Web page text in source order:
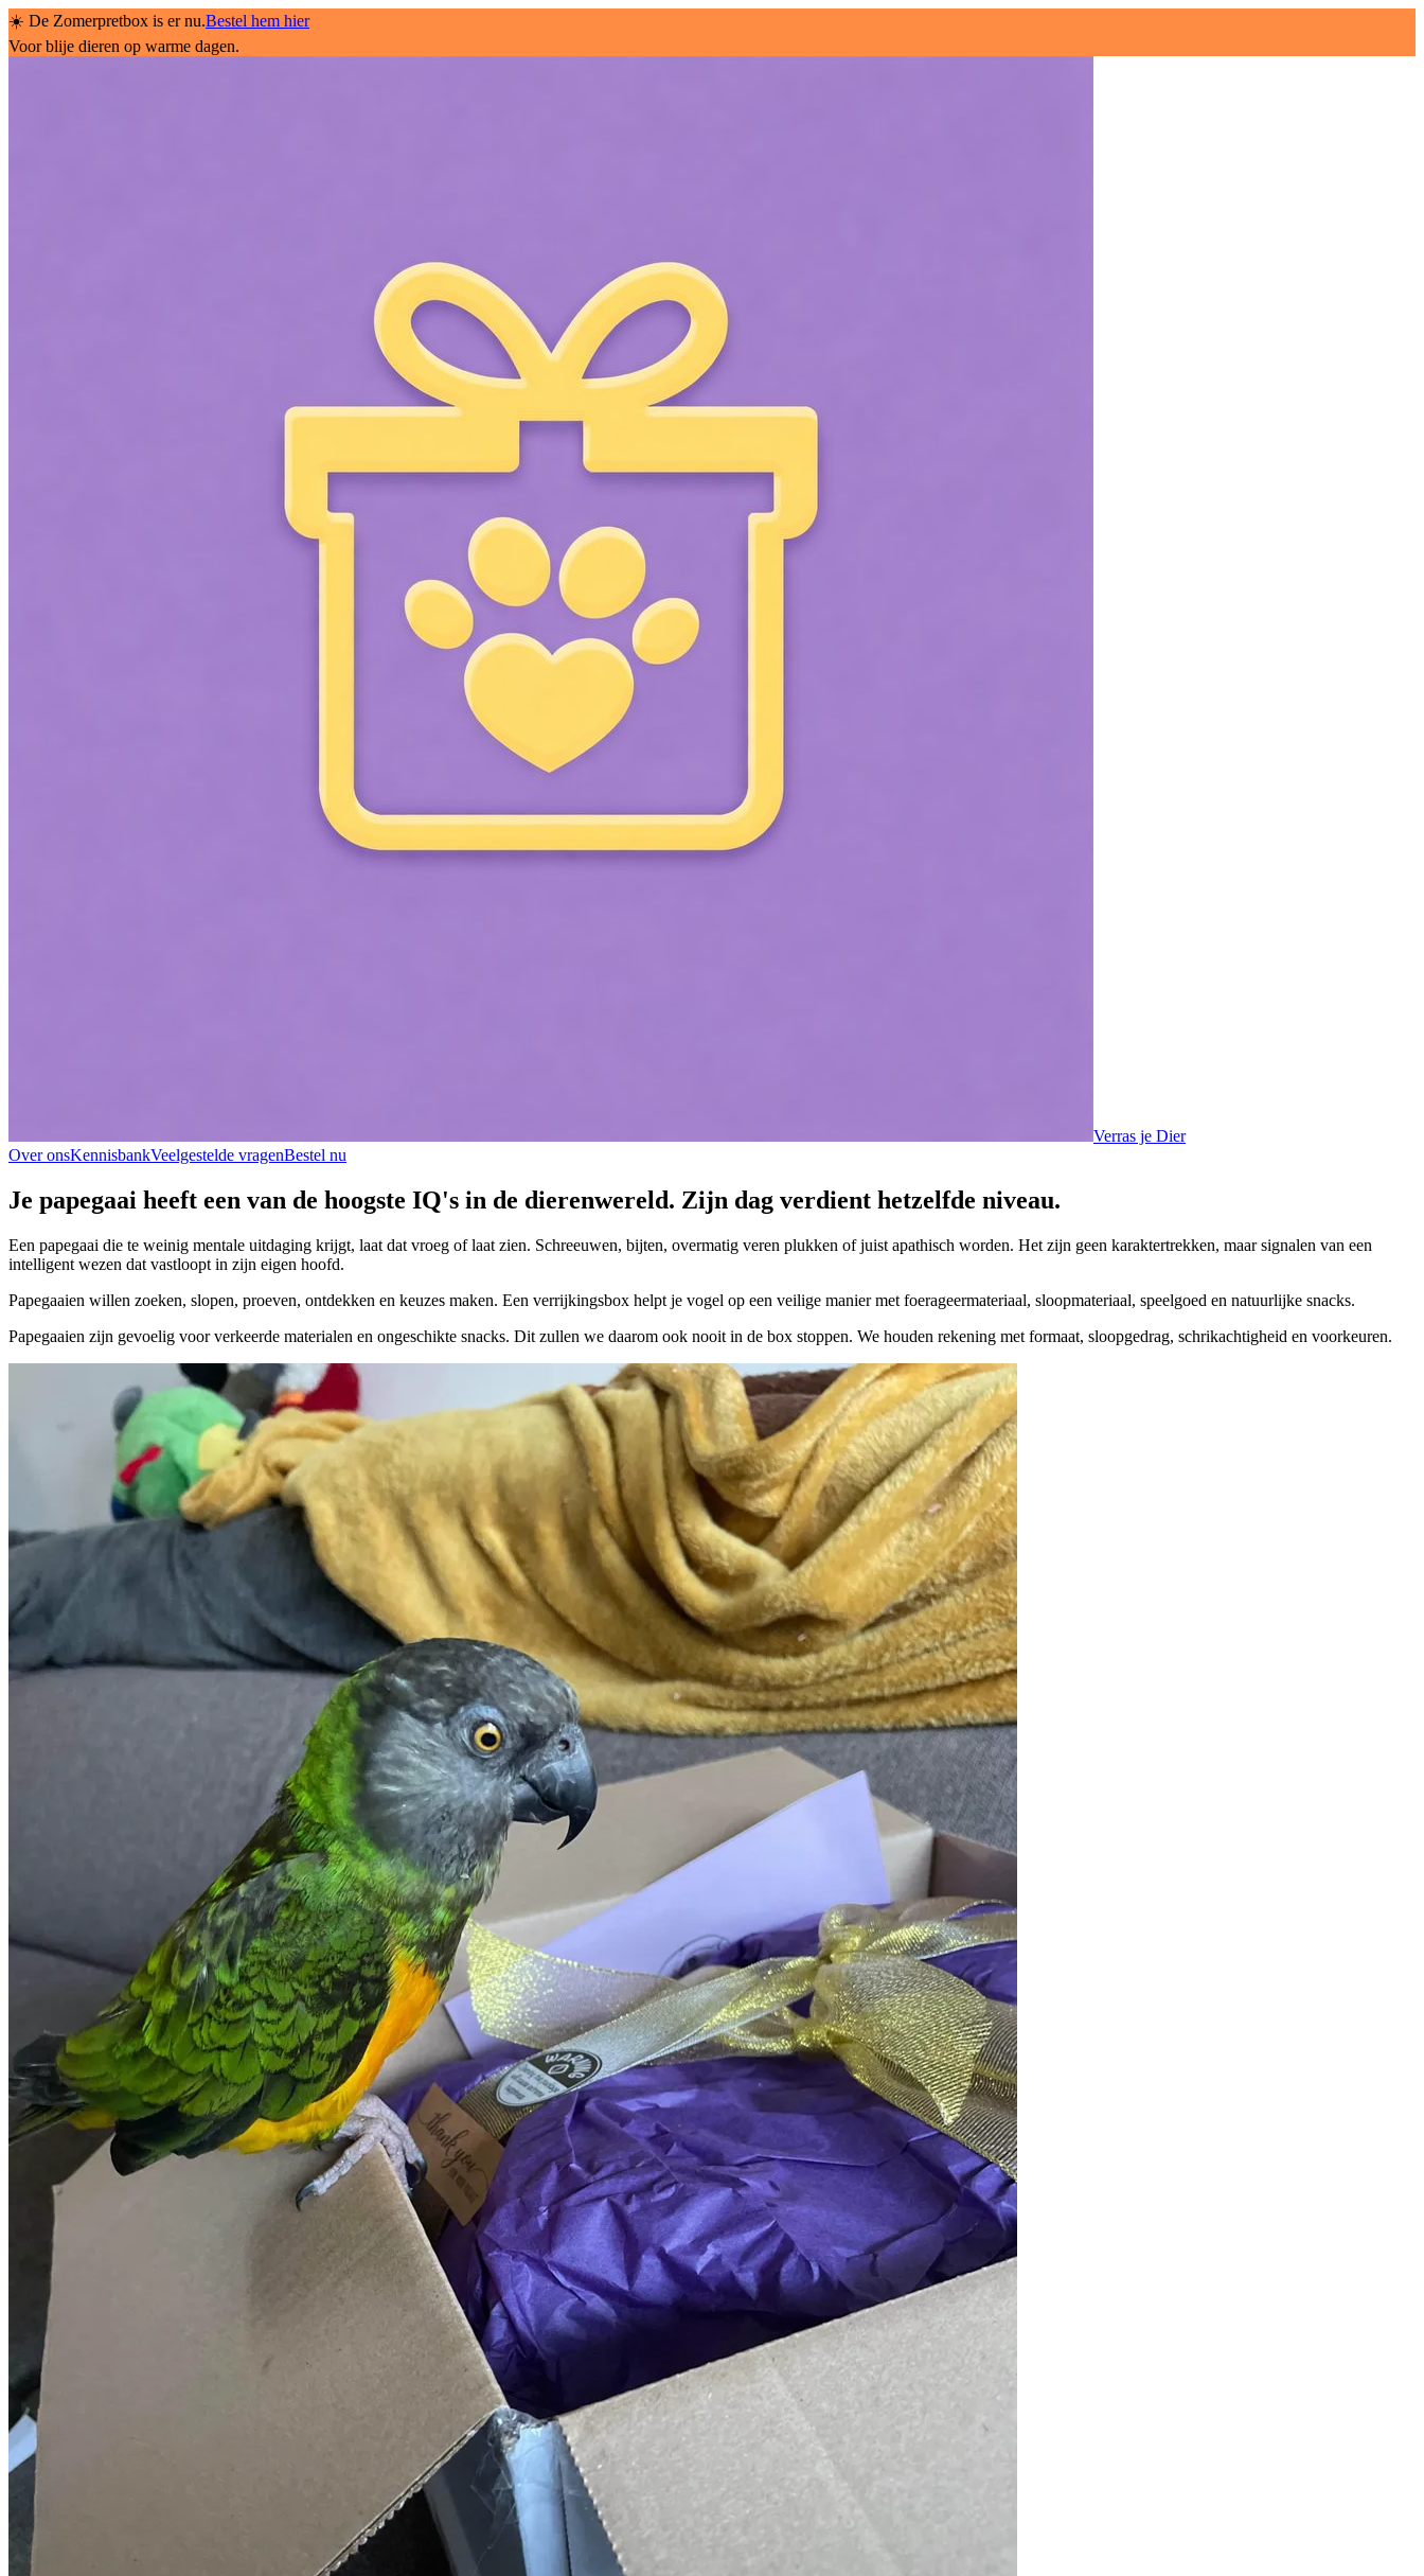
☀️ De Zomerpretbox is er nu.Bestel hem hier
Voor blije dieren op warme dagen.
Verras je Dier
Over onsKennisbankVeelgestelde vragenBestel nu
Je papegaai heeft een van de hoogste IQ's in de dierenwereld. Zijn dag verdient hetzelfde niveau.
Een papegaai die te weinig mentale uitdaging krijgt, laat dat vroeg of laat zien. Schreeuwen, bijten, overmatig veren plukken of juist apathisch worden. Het zijn geen karaktertrekken, maar signalen van een
intelligent wezen dat vastloopt in zijn eigen hoofd.
Papegaaien willen zoeken, slopen, proeven, ontdekken en keuzes maken. Een verrijkingsbox helpt je vogel op een veilige manier met foerageermateriaal, sloopmateriaal, speelgoed en natuurlijke snacks.
Papegaaien zijn gevoelig voor verkeerde materialen en ongeschikte snacks. Dit zullen we daarom ook nooit in de box stoppen. We houden rekening met formaat, sloopgedrag, schrikachtigheid en voorkeuren.